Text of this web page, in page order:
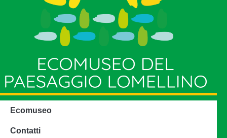
Ecomuseo
Contatti